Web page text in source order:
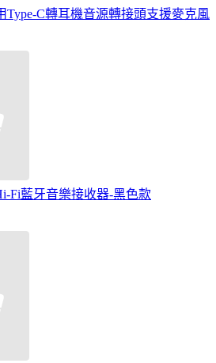
Type-C轉耳機音源轉接頭支援麥克風
Fi藍牙音樂接收器-黑色款